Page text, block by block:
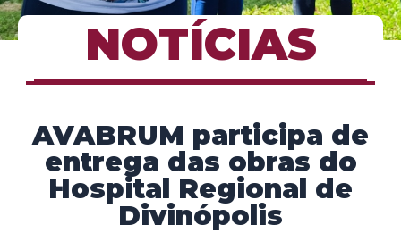
NOTÍCIAS
AVABRUM participa de
entrega das obras do
Hospital Regional de
Divinópolis